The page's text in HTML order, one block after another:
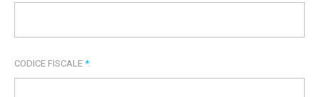
CODICE FISCALE *